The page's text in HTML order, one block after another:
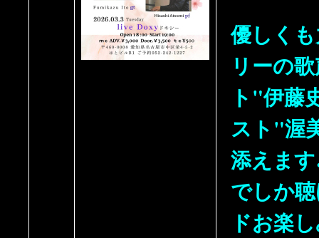
優しく
リーの
ト"伊藤
スト"渥
添えま
でしか
ドお楽